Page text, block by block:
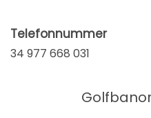
Telefonnummer
34 977 668 031